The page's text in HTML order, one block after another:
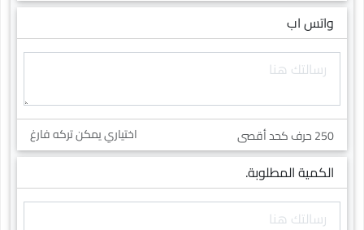
واتس اب
250 حرف كحد أقصى اختياري يمكن تركه فارغ
الكمية المطلوبة.